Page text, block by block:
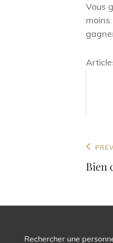
Vous
de
Post
Bien
Rechercher une